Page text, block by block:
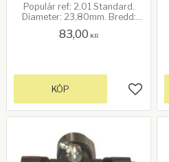
Populär ref: 2.01 Standard.
Diameter: 23,80mm. Bredd:
83,00 KR
Lägg
KÖP